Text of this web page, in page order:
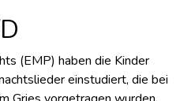
(EMP) haben die Kinder
einstudiert, die bei